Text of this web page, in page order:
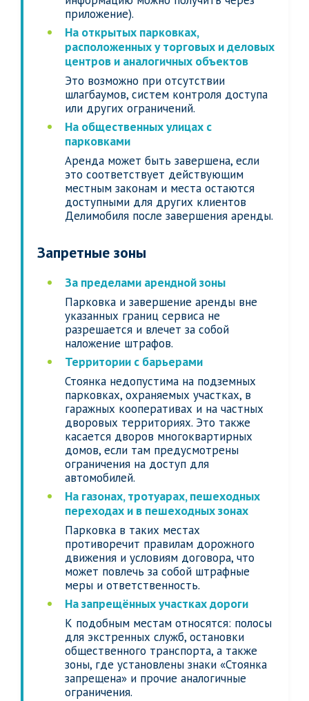
приложение).
На открытых парковках,
расположенных у торговых и деловых
центров и аналогичных объектов
Это возможно при отсутствии
шлагбаумов, систем контроля доступа
или других ограничений.
На общественных улицах с
парковками
Аренда может быть завершена, если
это соответствует действующим
местным законам и места остаются
доступными для других клиентов
Делимобиля после завершения аренды.
Запретные зоны
За пределами арендной зоны
Парковка и завершение аренды вне
указанных границ сервиса не
разрешается и влечет за собой
наложение штрафов.
Территории с барьерами
Стоянка недопустима на подземных
парковках, охраняемых участках, в
гаражных кооперативах и на частных
дворовых территориях. Это также
касается дворов многоквартирных
домов, если там предусмотрены
ограничения на доступ для
автомобилей.
На газонах, тротуарах, пешеходных
переходах и в пешеходных зонах
Парковка в таких местах
противоречит правилам дорожного
движения и условиям договора, что
может повлечь за собой штрафные
меры и ответственность.
На запрещённых участках дороги
К подобным местам относятся: полосы
для экстренных служб, остановки
общественного транспорта, а также
зоны, где установлены знаки «Стоянка
запрещена» и прочие аналогичные
ограничения.